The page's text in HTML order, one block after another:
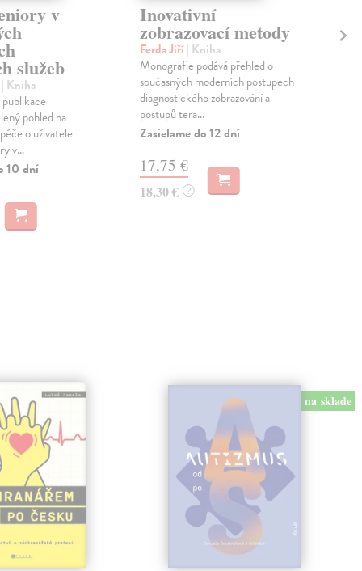
v
služeb
| Kniha
pohled na
o uživatele
v...
10 dní
Inovativní
zobrazovací metody
Ferda Jiří | Kniha
Monografie podává přehled o
současných moderních postupech
diagnostického zobrazování a
postupů tera...
Zasielame do 12 dní
17,75 €
18,30 € ?
na sklade